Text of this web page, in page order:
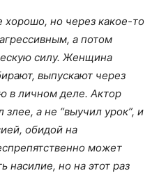
хорошо, но через какое-то
а потом
силу. Женщина
выпускают через
в личном деле. Актор
злее, а не “выучил урок”, и
обидой на
может
насилие, но на этот раз